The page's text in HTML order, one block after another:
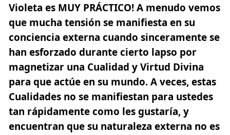
Violeta es MUY PRÁCTICO! A menudo vemos
que mucha tensión se manifiesta en su
conciencia externa cuando sinceramente se
han esforzado durante cierto lapso por
magnetizar una Cualidad y Virtud Divina
para que actúe en su mundo. A veces, estas
Cualidades no se manifiestan para ustedes
tan rápidamente como les gustaría, y
encuentran que su naturaleza externa no es